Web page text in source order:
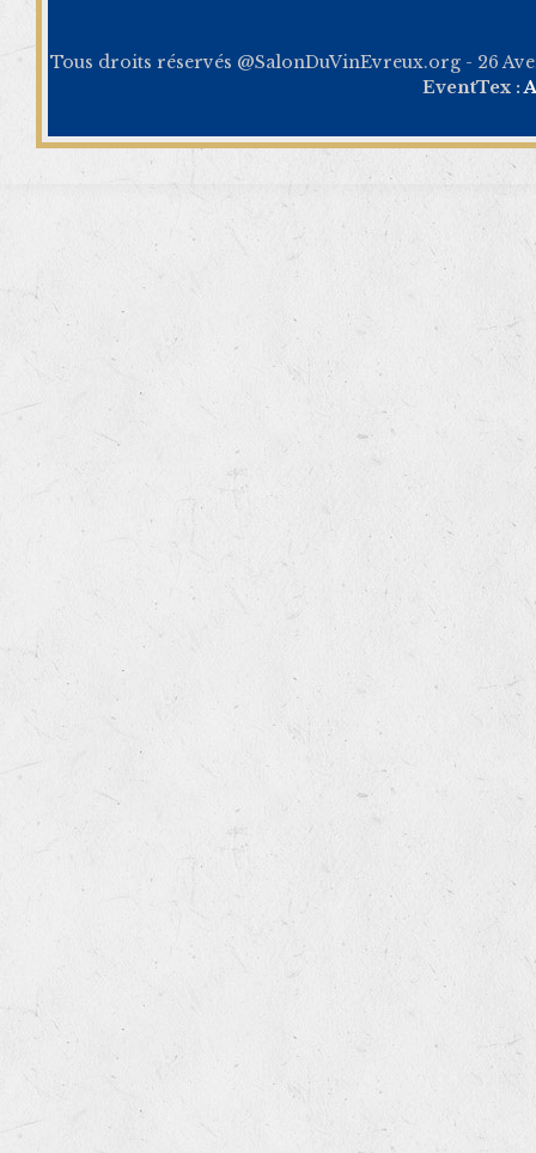
Tous droits réservés @SalonDuVinEvreux.org - 26
EventTex :